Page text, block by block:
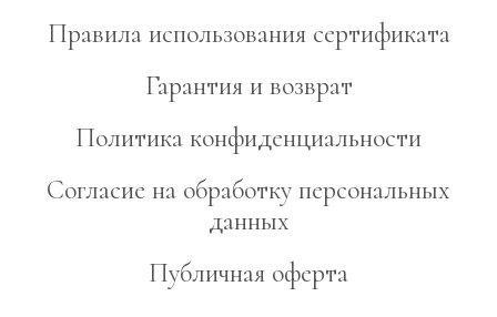
Правила использования сертификата
Гарантия и возврат
Политика конфиденциальности
Согласие на обработку персональных
данных
Публичная оферта